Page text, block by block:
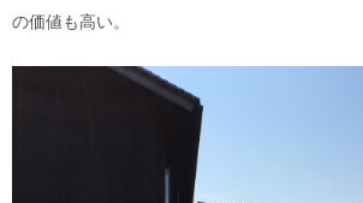
の価値も高い。